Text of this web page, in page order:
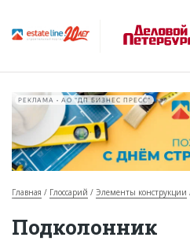
О проекте
РЕКЛАМА • АО "ДП БИЗНЕС ПРЕСС"
Главная Глоссарий Элементы конструкции
Подколонник